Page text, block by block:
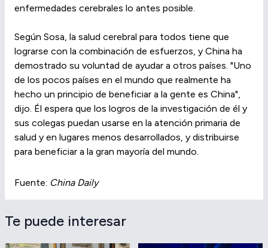
enfermedades cerebrales lo antes posible.
Según Sosa, la salud cerebral para todos tiene que
lograrse con la combinación de esfuerzos, y China ha
demostrado su voluntad de ayudar a otros países. "Uno
de los pocos países en el mundo que realmente ha
hecho un principio de beneficiar a la gente es China",
dijo. Él espera que los logros de la investigación de él y
sus colegas puedan usarse en la atención primaria de
salud y en lugares menos desarrollados, y distribuirse
para beneficiar a la gran mayoría del mundo.
Fuente: China Daily
Te puede interesar